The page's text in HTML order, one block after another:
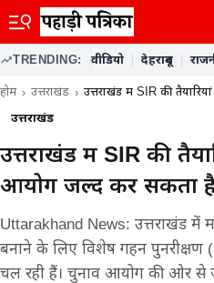
TRENDING: वीडियो देहरादून
होम उत्तराखंड उत्तराखंड में SIR की
उत्तराखंड
उत्तराखंड में SIR की
आयोग जल्द कर सकता
Uttarakhand News: उत्तराखंड में
बनाने के लिए विशेष गहन पुनरीक्षण
चल रही हैं। चुनाव आयोग की ओर